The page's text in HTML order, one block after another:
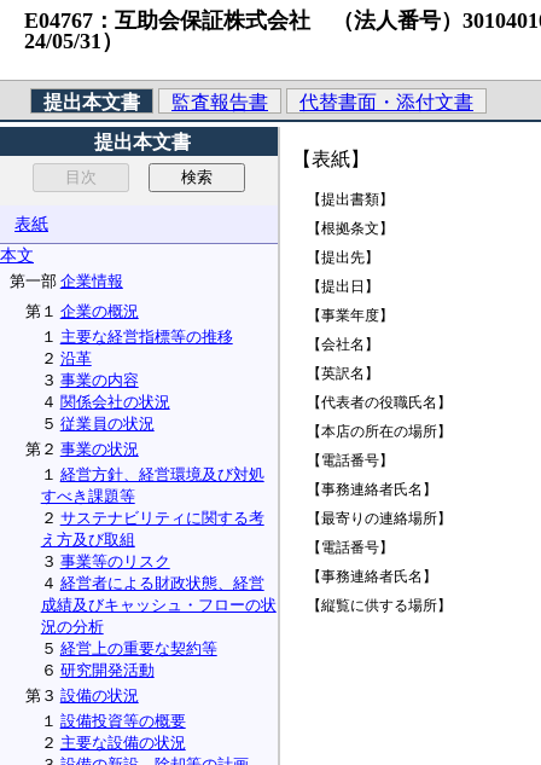
E04767：互助会保証株式会社 （法人番号）
24/05/31）
提出本文書 監査報告書
代替書面・添付文書
提出本文書